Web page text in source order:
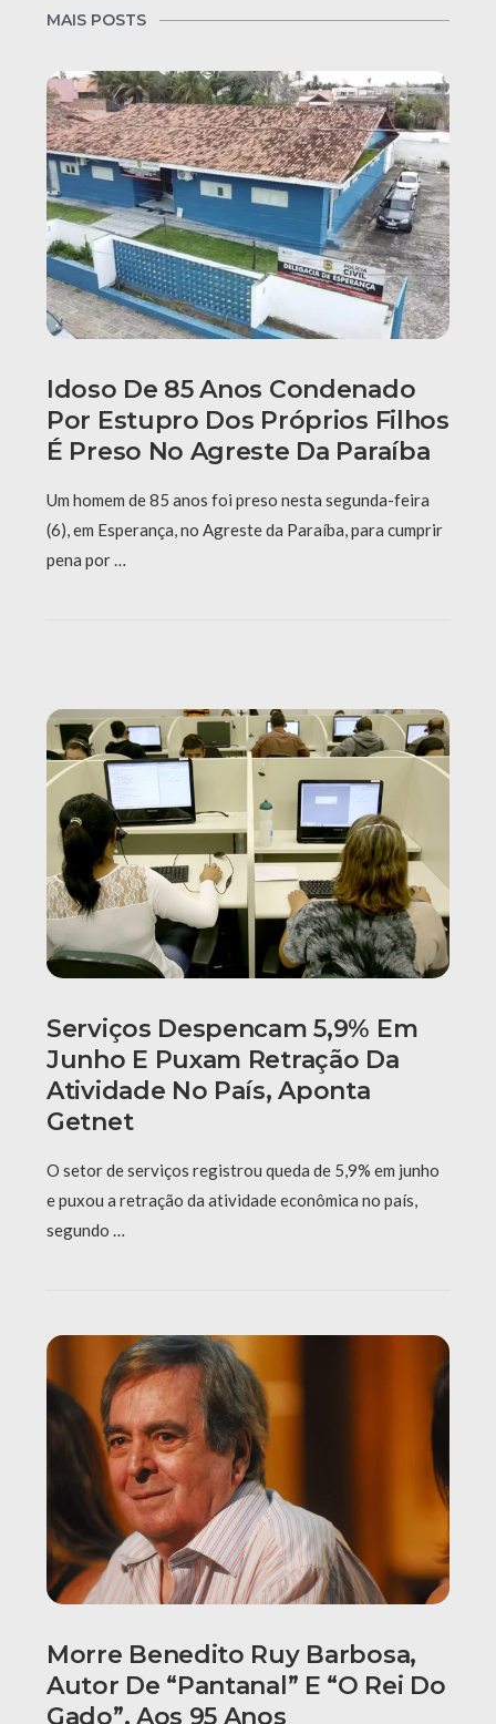
MAIS POSTS
Idoso De 85 Anos Condenado
Por Estupro Dos Próprios Filhos
É Preso No Agreste Da Paraíba
Um homem de 85 anos foi preso nesta segunda-feira
(6), em Esperança, no Agreste da Paraíba, para cumprir
pena por …
Serviços Despencam 5,9% Em
Junho E Puxam Retração Da
Atividade No País, Aponta
Getnet
O setor de serviços registrou queda de 5,9% em junho
e puxou a retração da atividade econômica no país,
segundo …
Morre Benedito Ruy Barbosa,
Autor De “Pantanal” E “O Rei Do
Gado”, Aos 95 Anos